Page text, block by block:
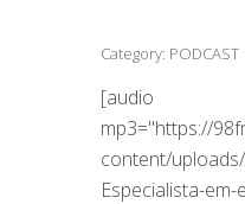
Category: PODCAST
[audio
mp3="https://
content/
Especialista-